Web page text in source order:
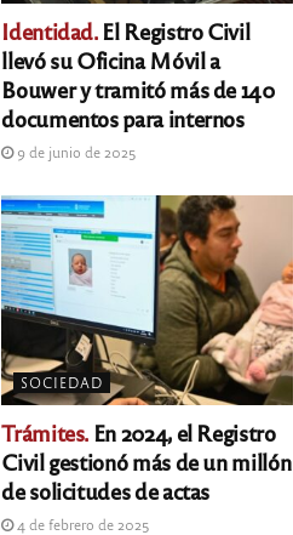
Identidad.El Registro Civil
llevó su Oficina Móvil a
Bouwer y tramitó más de 140
documentos para internos
9 de junio de 2025
SOCIEDAD
Trámites. En 2024, el Registro
Civil gestionó más de un millón
de solicitudes de actas
4 de febrero de 2025